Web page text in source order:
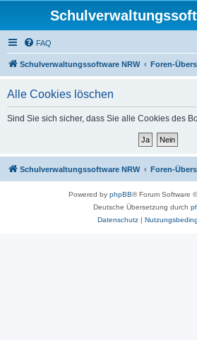
FAQ
Schulverwaltungssoftware NRW Foren-
Alle Cookies löschen
Sind Sie sich sicher, dass Sie alle Cookies des
Schulverwaltungssoftware NRW Foren-
Powered by phpBB® Forum Software
Deutsche Übersetzung durch
Datenschutz|